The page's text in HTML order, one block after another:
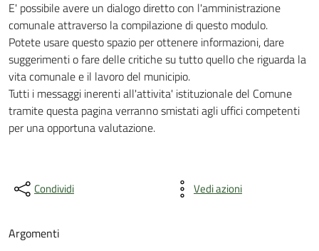
E' possibile avere un dialogo diretto con l'amministrazione
comunale attraverso la compilazione di questo modulo.
Potete usare questo spazio per ottenere informazioni, dare
suggerimenti o fare delle critiche su tutto quello che riguarda la
vita comunale e il lavoro del municipio.
Tutti i messaggi inerenti all'attivita' istituzionale del Comune
tramite questa pagina verranno smistati agli uffici competenti
per una opportuna valutazione.
Condividi Vedi azioni
Argomenti